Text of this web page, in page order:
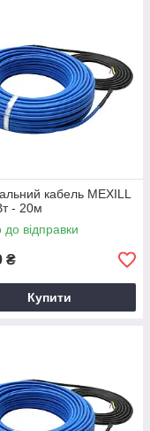
кабель MEXILL
- 20м
до відправки
₴
Купити